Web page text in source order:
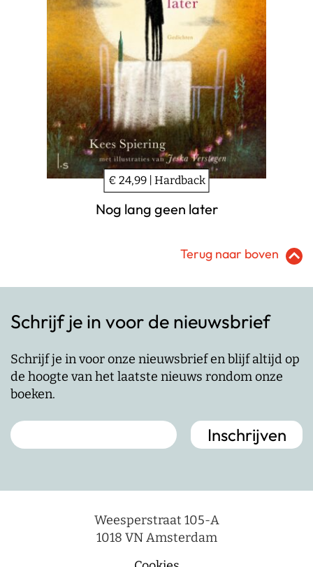
€ 24,99 | Hardback
Nog lang geen later
Terug naar boven
Schrijf je in voor de nieuwsbrief
Schrijf je in voor onze nieuwsbrief en blijf altijd op
de hoogte van het laatste nieuws rondom onze
boeken.
Weesperstraat 105-A
1018 VN Amsterdam